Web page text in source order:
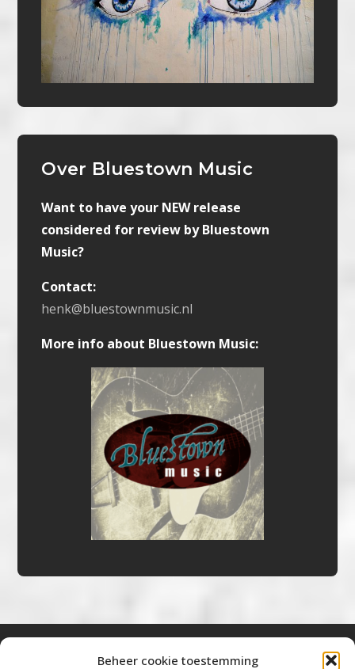
Beheer cookie toestemming
Over Bluestown Music
Want to have your NEW release
considered for review by Bluestown
Music?
Contact:
henk@bluestownmusic.nl
More info about Bluestown Music: